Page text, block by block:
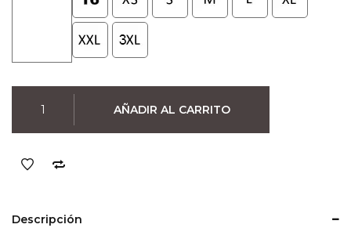
Bowie
(Negro)
AÑADIR AL CARRITO
Descripción